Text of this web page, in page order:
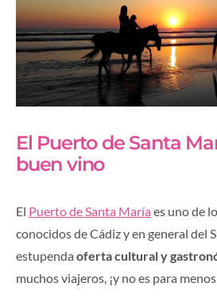
El Puerto de Santa
buen vino
El Puerto de Santa María es uno de
conocidos de Cádiz y en general del
estupenda oferta cultural y
muchos viajeros, ¡y no es para